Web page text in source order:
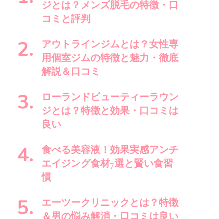
?
ジとは？メンズ脱毛の特徴・口
コミと評判
アウトラインジムとは？女性専
用個室ジムの特徴と魅力・徹底
解説＆口コミ
ローランドビューティーラウン
ジとは？特徴と効果・口コミは
良い
食べる美容液！効果実感アンチ
エイジング食材7選と賢い食習
慣
エーツークリニックとは？特徴
＆男の悩み解消・口コミは良い